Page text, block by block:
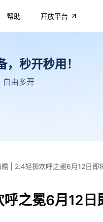
帮助 开放平台
秒开秒用！
自由多开
瞻 | 2.4轻掷欢呼之冕6月12日即
之冕6月12日